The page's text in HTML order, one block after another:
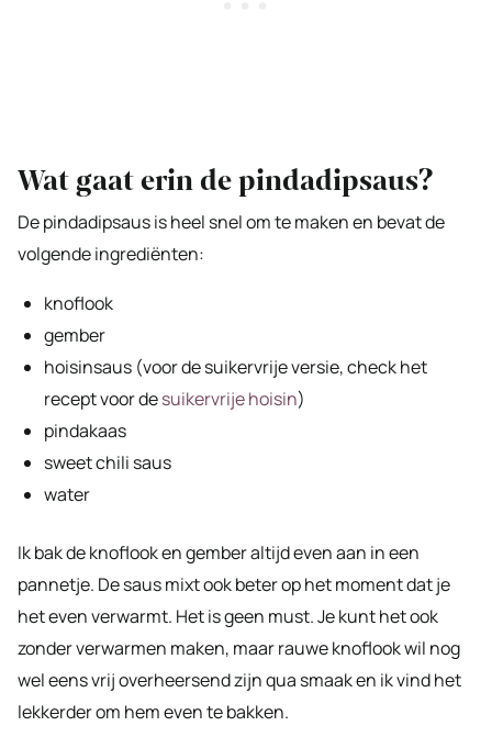
Wat gaat erin de pindadipsaus?
De pindadipsaus is heel snel om te maken en bevat de
volgende ingrediënten:
knoflook
gember
hoisinsaus (voor de suikervrije versie, check het
recept voor desuikervrije hoisin)
pindakaas
sweet chili saus
water
Ik bak de knoflook en gember altijd even aan in een
pannetje. De saus mixt ook beter op het moment dat je
het even verwarmt. Het is geen must. Je kunt het ook
zonder verwarmen maken, maar rauwe knoflook wil nog
wel eens vrij overheersend zijn qua smaak en ik vind het
lekkerder om hem even te bakken.